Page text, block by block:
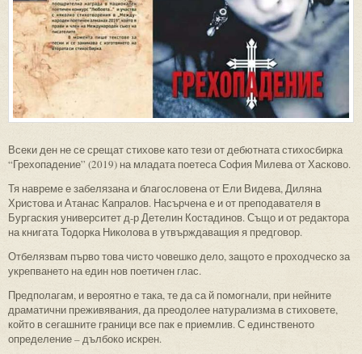
Всеки ден не се срещат стихове като тези от дебютната стихосбирка
“Грехопадение” (2019) на младата поетеса София Милева от Хасково.
Тя навреме е забелязана и благословена от Ели Видева, Диляна
Христова и Атанас Капралов. Насърчена е и от преподавателя в
Бургаския университет д-р Детелин Костадинов. Също и от редактора
на книгата Тодорка Николова в утвърждаващия я предговор.
Отбелязвам първо това чисто човешко дело, защото е проходческо за
укрепването на един нов поетичен глас.
Предполагам, и вероятно е така, те да са й помогнали, при нейните
драматични преживявания, да преодолее натурализма в стиховете,
който в сегашните граници все пак е приемлив. С единственото
определение – дълбоко искрен.